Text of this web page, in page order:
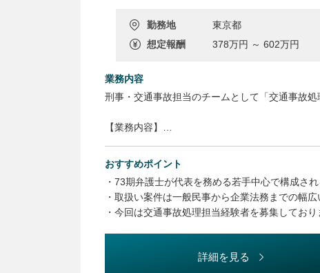
勤務地
東京都
想定報酬
378万円 ～ 602万円
業務内容
刑事・交通事故担当のチームとして「交通事故処
【業務内容】
（書類作成などのサポート業務、相談者への連絡
●関係者対応
・ご相談者との連絡・対応
・裁判所や保険会社など、案件に関係する各機関
●各種書類作成・手続き
・訴訟に関するリサーチや文書の作成
おすすめポイント
・73期弁護士が代表を務める若手中心で構成さ
・取扱い案件は一般民事から企業法務までの幅広
・今回は交通事故処理担当経験者を募集しており
詳細を見る